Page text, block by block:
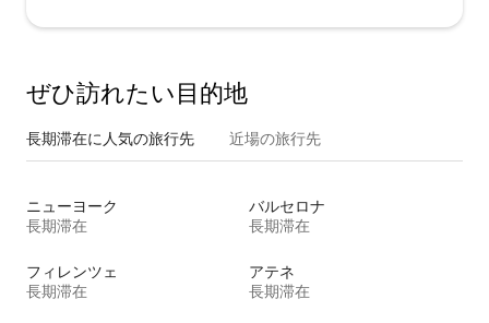
ぜひ訪⁠れ⁠た⁠い目⁠的⁠地
長期滞在に人気の旅行先 近場の旅行先
ニューヨーク
長期滞在
バルセロナ
長期滞在
フィレンツェ
長期滞在
アテネ
長期滞在